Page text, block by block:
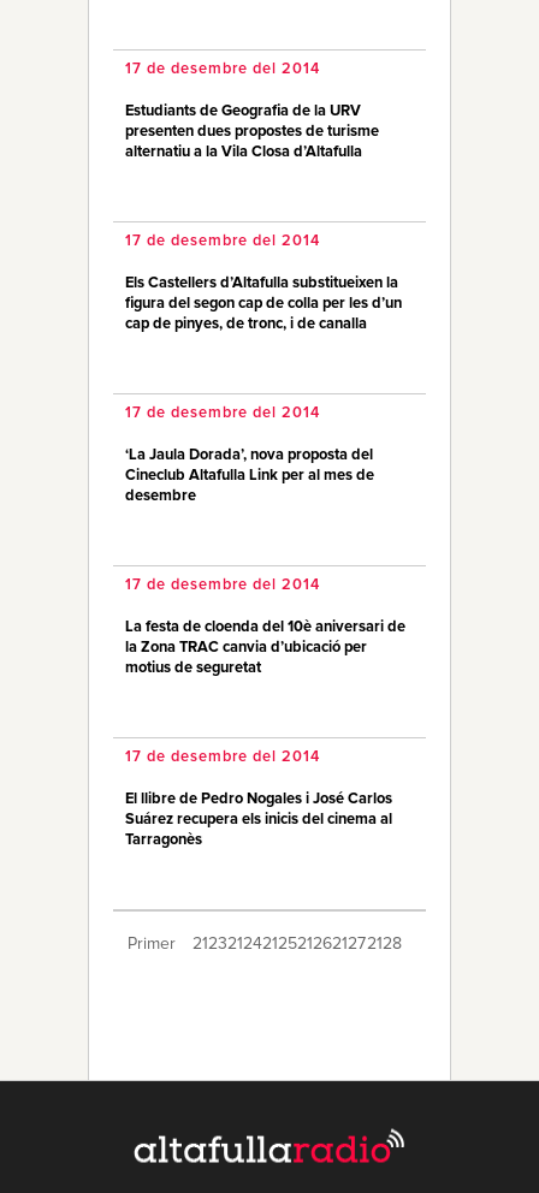
17 de desembre del 2014
Estudiants de Geografia de la URV
presenten dues propostes de turisme
alternatiu a la Vila Closa d’Altafulla
17 de desembre del 2014
Els Castellers d’Altafulla substitueixen la
figura del segon cap de colla per les d’un
cap de pinyes, de tronc, i de canalla
17 de desembre del 2014
‘La Jaula Dorada’, nova proposta del
Cineclub Altafulla Link per al mes de
desembre
17 de desembre del 2014
La festa de cloenda del 10è aniversari de
la Zona TRAC canvia d’ubicació per
motius de seguretat
17 de desembre del 2014
El llibre de Pedro Nogales i José Carlos
Suárez recupera els inicis del cinema al
Tarragonès
Primer 212321242125212621272128
21372138213921402141 Últim